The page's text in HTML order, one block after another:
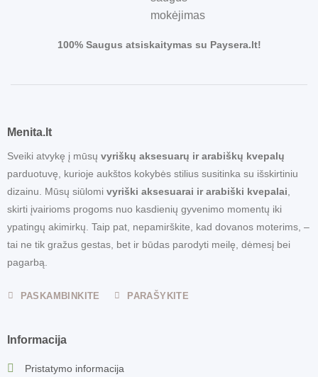
100% Saugus atsiskaitymas su Paysera.lt!
Menita.lt
Sveiki atvykę į mūsų vyriškų aksesuarų ir arabiškų kvepalų
parduotuvę, kurioje aukštos kokybės stilius susitinka su išskirtiniu
dizainu. Mūsų siūlomi vyriški aksesuarai ir arabiški kvepalai
skirti įvairioms progoms nuo kasdienių gyvenimo momentų iki
ypatingų akimirkų. Taip pat, nepamirškite, kad dovanos moterims, –
tai ne tik gražus gestas, bet ir būdas parodyti meilę, dėmesį bei
pagarbą.
PASKAMBINKITE PARAŠYKITE
Informacija
Pristatymo informacija